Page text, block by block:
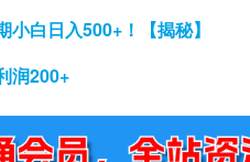
白日入500+！【揭秘】
润200+